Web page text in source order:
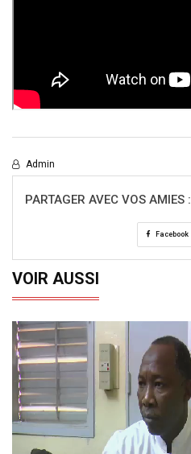
Admin
PARTAGER AVEC VOS AMIES :
Facebook
VOIR AUSSI